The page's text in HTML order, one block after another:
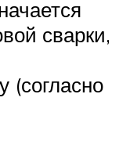
сварки,
(согласно